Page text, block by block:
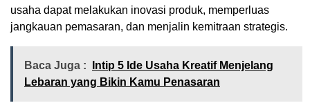
usaha dapat melakukan inovasi produk, memperluas
jangkauan pemasaran, dan menjalin kemitraan strategis.
Baca Juga :
Intip 5 Ide Usaha Kreatif Menjelang
Lebaran yang Bikin Kamu Penasaran